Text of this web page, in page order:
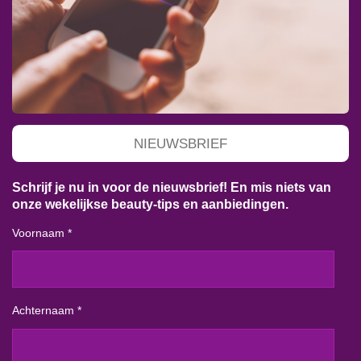
NIEUWSBRIEF
Schrijf je nu in voor de nieuwsbrief! En mis niets van
onze wekelijkse beauty-tips en aanbiedingen.
Voornaam *
Achternaam *